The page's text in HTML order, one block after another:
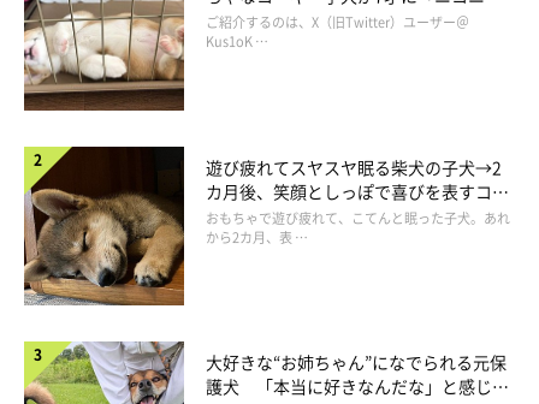
グミちゃんはどんなコ？
コ“コーギースマイル”が魅力のコに成
長！
ご紹介するのは、X（旧Twitter）ユーザー＠
Kus1oK …
遊び疲れてスヤスヤ眠る柴犬の子犬→2
カ月後、笑顔としっぽで喜びを表すコに
成長！
おもちゃで遊び疲れて、こてんと眠った子犬。あれ
から2カ月、表 …
大好きな“お姉ちゃん”になでられる元保
護犬 「本当に好きなんだな」と感じる